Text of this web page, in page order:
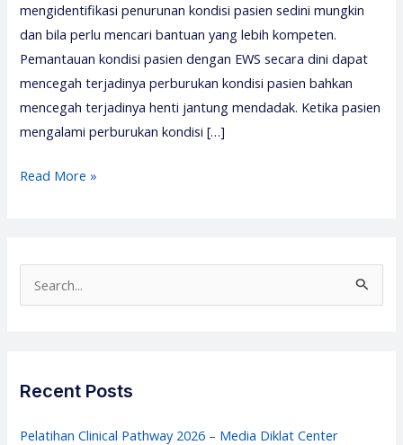
mengidentifikasi penurunan kondisi pasien sedini mungkin
dan bila perlu mencari bantuan yang lebih kompeten.
Pemantauan kondisi pasien dengan EWS secara dini dapat
mencegah terjadinya perburukan kondisi pasien bahkan
mencegah terjadinya henti jantung mendadak. Ketika pasien
mengalami perburukan kondisi […]
Pelatihan
Early
Warning
Diklat
Read More »
e
f
Recent Posts
Pelatihan Clinical Pathway 2026 – Media Diklat Center